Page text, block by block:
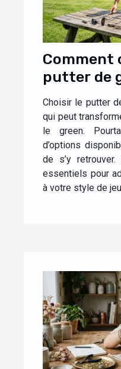
Comment
putter de
votre style
Choisir le putter
qui peut
le green.
d’options
de s’y
essentiels pour
à votre style de